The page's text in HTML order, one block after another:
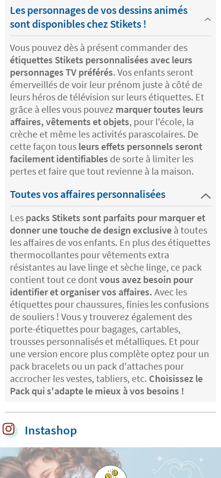
Les personnages de vos dessins animés
sont disponibles chez Stikets !
Vous pouvez dès à présent commander des
étiquettes Stikets personnalisées avec leurs
personnages TV préférés. Vos enfants seront
émerveillés de voir leur prénom juste à côté de
leurs héros de télévision sur leurs étiquettes. Et
grâce à elles vous pouvez marquer toutes leurs
affaires, vêtements et objets, pour l'école, la
crèche et même les activités parascolaires. De
cette façon tous leurs effets personnels seront
facilement identifiables de sorte à limiter les
pertes et faire que tout revienne à la maison.
Toutes vos affaires personnalisées
Les packs Stikets sont parfaits pour marquer et
donner une touche de design exclusive à toutes
les affaires de vos enfants. En plus des étiquettes
thermocollantes pour vêtements extra
résistantes au lave linge et sèche linge, ce pack
contient tout ce dontvous avez besoin pour
identifier et organiser vos affaires. Avec les
étiquettes pour chaussures, finies les confusions
de souliers ! Vous y trouverez également des
porte-étiquettes pour bagages, cartables,
trousses personnalisés et métalliques. Et pour
une version encore plus complète optez pour un
pack bracelets ou un pack d'attaches pour
accrocher les vestes, tabliers, etc. Choisissez le
Pack qui s'adapte le mieux à vos besoins !
Instashop